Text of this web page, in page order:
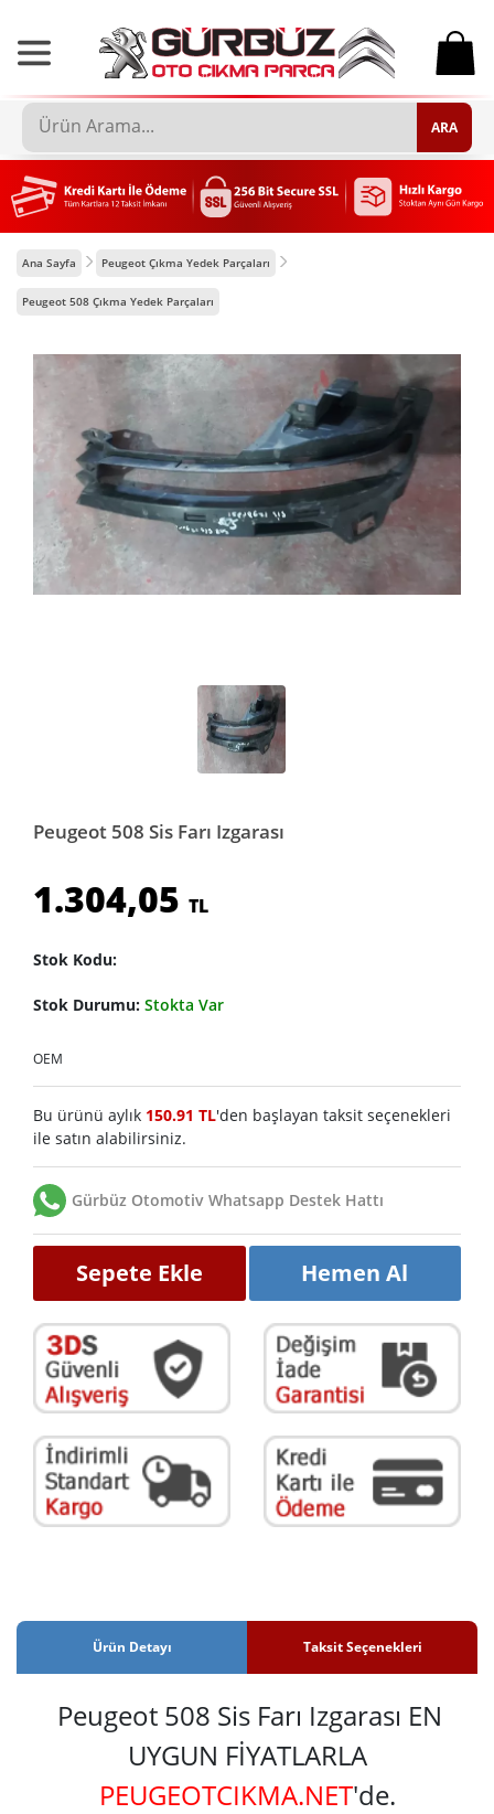
0
ARA
Ana Sayfa Peugeot Çıkma Yedek Parçaları
Peugeot 508 Çıkma Yedek Parçaları
Peugeot 508 Sis Farı Izgarası
1.304,05 TL
Stok Kodu:
Stok Durumu: Stokta Var
OEM
Bu ürünü aylık 150.91 TL'den başlayan taksit seçenekleri
ile satın alabilirsiniz.
Gürbüz Otomotiv Whatsapp Destek Hattı
Sepete Ekle Hemen Al
Ürün Detayı Taksit Seçenekleri
Peugeot 508 Sis Farı Izgarası EN
UYGUN FİYATLARLA
PEUGEOTCIKMA.NET'de.